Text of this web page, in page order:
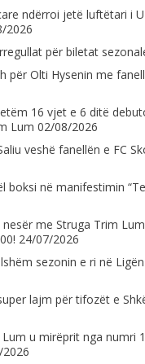
ndërroi jetë luftëtari i
2026
për biletat
për Olti Hysenin me
16 vjet e 6 ditë
Lum 02/08/2026
veshë fanellën e FC
boksi në manifestimin
me Struga Trim
24/07/2026
sezonin e ri në
lajm për tifozët e
u mirëprit nga numri